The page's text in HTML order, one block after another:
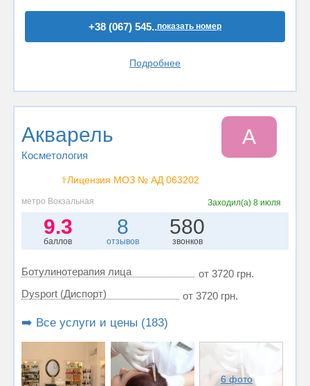
+38 (067) 545..показать номер
Подробнее
Акварель
Косметология
⚕️Лицензия МОЗ № АД 063202
А
метро Вокзальная Заходил(а) 8 июля
9.3
баллов
8
отзывов
580
звонков
Ботулинотерапия лица
от 3720 грн.
Dysport (Диспорт)
от 3720 грн.
➡️ Все услуги и цены (183)
6 фото